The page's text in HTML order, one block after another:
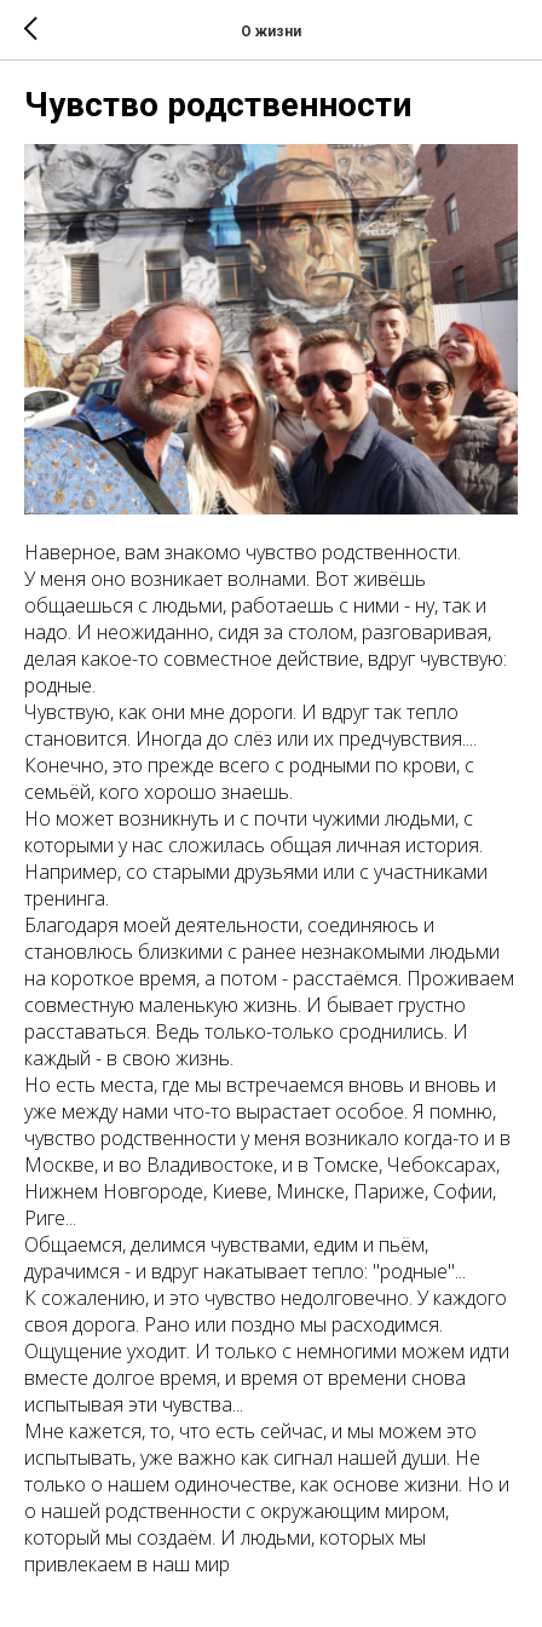
О жизни
Чувство родственности
Наверное, вам знакомо чувство родственности.
У меня оно возникает волнами. Вот живёшь
общаешься с людьми, работаешь с ними - ну, так и
надо. И неожиданно, сидя за столом, разговаривая,
делая какое-то совместное действие, вдруг чувствую:
родные.
Чувствую, как они мне дороги. И вдруг так тепло
становится. Иногда до слёз или их предчувствия....
Конечно, это прежде всего с родными по крови, с
семьёй, кого хорошо знаешь.
Но может возникнуть и с почти чужими людьми, с
которыми у нас сложилась общая личная история.
Например, со старыми друзьями или с участниками
тренинга.
Благодаря моей деятельности, соединяюсь и
становлюсь близкими с ранее незнакомыми людьми
на короткое время, а потом - расстаёмся. Проживаем
совместную маленькую жизнь. И бывает грустно
расставаться. Ведь только-только сроднились. И
каждый - в свою жизнь.
Но есть места, где мы встречаемся вновь и вновь и
уже между нами что-то вырастает особое. Я помню,
чувство родственности у меня возникало когда-то и в
Москве, и во Владивостоке, и в Томске, Чебоксарах,
Нижнем Новгороде, Киеве, Минске, Париже, Софии,
Риге...
Общаемся, делимся чувствами, едим и пьём,
дурачимся - и вдруг накатывает тепло: "родные"...
К сожалению, и это чувство недолговечно. У каждого
своя дорога. Рано или поздно мы расходимся.
Ощущение уходит. И только с немногими можем идти
вместе долгое время, и время от времени снова
испытывая эти чувства...
Мне кажется, то, что есть сейчас, и мы можем это
испытывать, уже важно как сигнал нашей души. Не
только о нашем одиночестве, как основе жизни. Но и
о нашей родственности с окружающим миром,
который мы создаём. И людьми, которых мы
привлекаем в наш мир